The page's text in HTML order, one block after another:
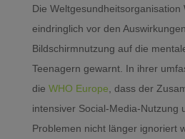
Die Weltgesundheitsorganisation
eindringlich vor den
Bildschirmnutzung auf die
Teenagern gewarnt. In ihrer
die WHO Europe , dass der
intensiver Social-Media-Nutzung
Problemen nicht länger ignoriert